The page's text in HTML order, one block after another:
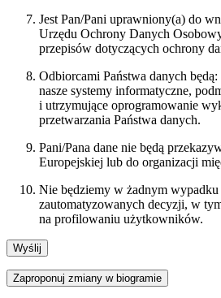
Jest Pan/Pani uprawniony(a) do
Urzędu Ochrony Danych
przepisów dotyczących ochrony
Odbiorcami Państwa danych
nasze systemy informatyczne,
i utrzymujące oprogramowanie
przetwarzania Państwa danych.
Pani/Pana dane nie będą
Europejskiej lub do organizacji
Nie będziemy w żadnym
zautomatyzowanych decyzji, w
na profilowaniu użytkowników.
Zaproponuj zmiany w biogramie